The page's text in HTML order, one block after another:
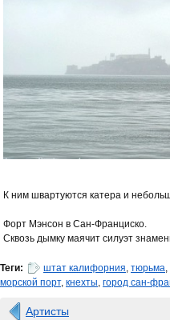
К ним швартуются катера и
Форт Мэнсон в Сан-Франциско.
Сквозь дымку маячит силуэт
Теги: штат калифорния тюрьма
морской порт, кнехты город сан-
Артисты